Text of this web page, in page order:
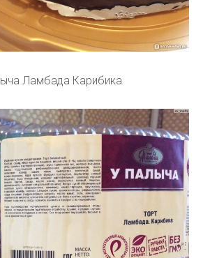
Ламбада Карибика